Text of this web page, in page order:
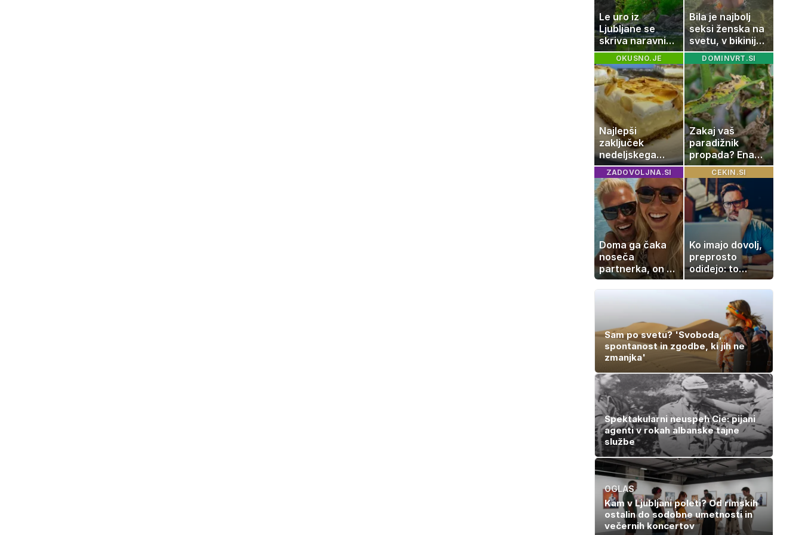
Le uro iz
Ljubljane se
skriva naravni
čudež, ki je kot
ustvarjen za
družinski izlet
Bila je najbolj
seksi ženska na
svetu, v bikiniju
znova navdušila
OKUSNO.JE
Najlepši
zaključek
nedeljskega
kosila: 8 sladic
brez peke, ki se
jih vsi veselijo
DOMINVRT.SI
Zakaj vaš
paradižnik
propada? Ena
napaka lahko
uniči rastline –
tako jih rešite
ZADOVOLJNA.SI
Doma ga čaka
noseča
partnerka, on pa
dopustuje z
drugo
CEKIN.SI
Ko imajo dovolj,
preprosto
odidejo: to
znamenje
najpogosteje da
odpoved
Sam po svetu? 'Svoboda,
spontanost in zgodbe, ki jih ne
zmanjka'
Spektakularni neuspeh Cie: pijani
agenti v rokah albanske tajne
službe
OGLAS
Kam v Ljubljani poleti? Od rimskih
ostalin do sodobne umetnosti in
večernih koncertov